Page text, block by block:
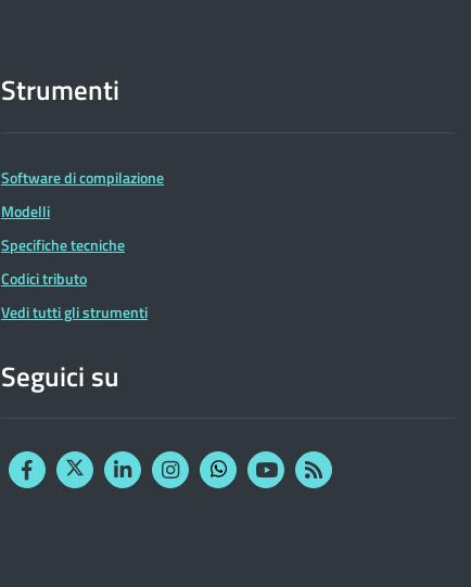
Strumenti
Software di compilazione
Modelli
Specifiche tecniche
Codici tributo
Vedi tutti gli strumenti
Seguici su
FacebookTwitterLinkedinInstagram
YouTubeRSS